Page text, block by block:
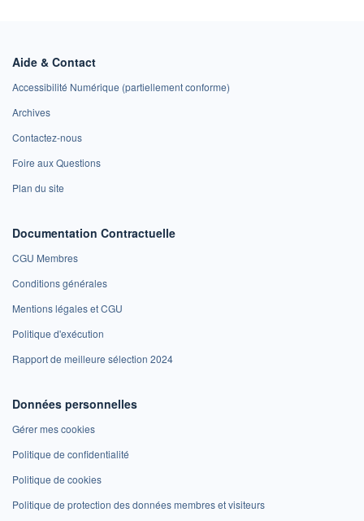
Aide & Contact
Accessibilité Numérique (partiellement conforme)
Archives
Contactez-nous
Foire aux Questions
Plan du site
Documentation Contractuelle
CGU Membres
Conditions générales
Mentions légales et CGU
Politique d'exécution
Rapport de meilleure sélection 2024
Données personnelles
Gérer mes cookies
Politique de confidentialité
Politique de cookies
Politique de protection des données membres et visiteurs